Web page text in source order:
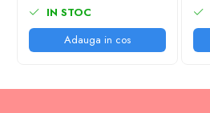
IN STOC
Adauga in cos